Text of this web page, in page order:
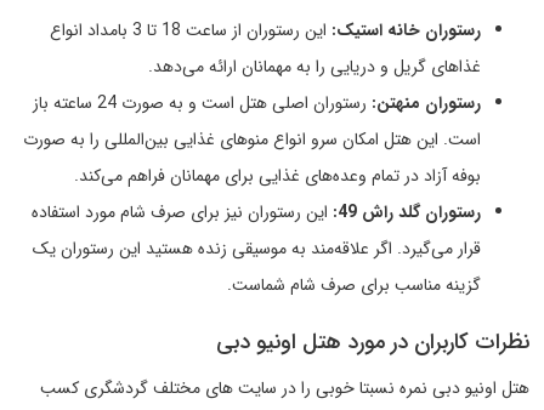
رستوران خانه استیک:
این رستوران از ساعت 18 تا 3 بامداد انواع
غذاهای گریل و دریایی را به مهمانان ارائه می‌دهد.
رستوران منهتن:
رستوران اصلی هتل است و به صورت 24 ساعته باز
است. این هتل امکان سرو انواع منوهای غذایی بین‌المللی را به صورت
بوفه آزاد در تمام وعده‌های غذایی برای مهمانان فراهم می‌کند.
رستوران گلد راش 49:
این رستوران نیز برای صرف شام مورد استفاده
قرار می‌گیرد. اگر علاقه‌مند به موسیقی زنده هستید این رستوران یک
گزینه مناسب برای صرف شام شماست.
نظرات کاربران در مورد هتل اونیو دبی
هتل اونیو دبی نمره نسبتا خوبی را در سایت های مختلف گردشگری کسب